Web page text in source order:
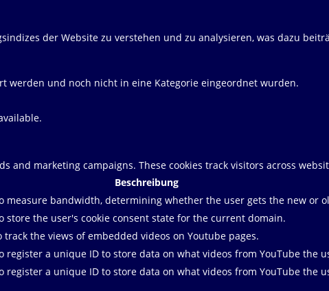
der Website zu verstehen und zu analysieren, was dazu
werden und noch nicht in eine Kategorie eingeordnet wurden.
and marketing campaigns. These cookies track visitors across
Beschreibung
measure bandwidth, determining whether the user gets the new or
store the user's cookie consent state for the current domain.
track the views of embedded videos on Youtube pages.
register a unique ID to store data on what videos from YouTube the
register a unique ID to store data on what videos from YouTube the